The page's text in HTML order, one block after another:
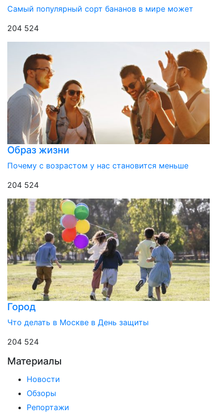
Самый популярный сорт бананов в мире может
204 524
Образ жизни
Почему с возрастом у нас становится меньше
204 524
Город
Что делать в Москве в День защиты
204 524
Материалы
Новости
Обзоры
Репортажи